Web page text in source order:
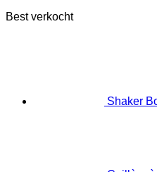
Best verkocht
Shaker